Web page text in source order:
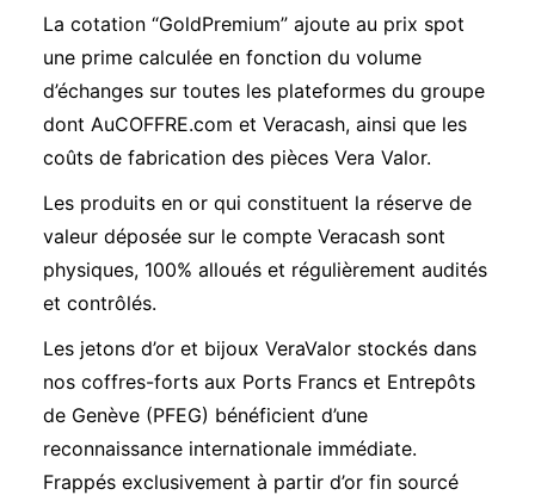
La cotation “GoldPremium” ajoute au prix spot
une prime calculée en fonction du volume
d’échanges sur toutes les plateformes du groupe
dont AuCOFFRE.com et Veracash, ainsi que les
coûts de fabrication des pièces Vera Valor.
Les produits en or qui constituent la réserve de
valeur déposée sur le compte Veracash sont
physiques, 100% alloués et régulièrement audités
et contrôlés.
Les jetons d’or et bijoux VeraValor stockés dans
nos coffres-forts aux Ports Francs et Entrepôts
de Genève (PFEG) bénéficient d’une
reconnaissance internationale immédiate.
Frappés exclusivement à partir d’or fin sourcé